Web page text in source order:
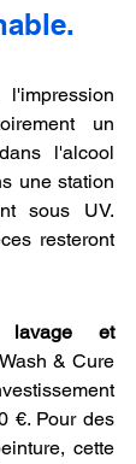
un
l'alcool
une station
sous UV.
resteront
lavage et
& Cure
€. Pour des
cette